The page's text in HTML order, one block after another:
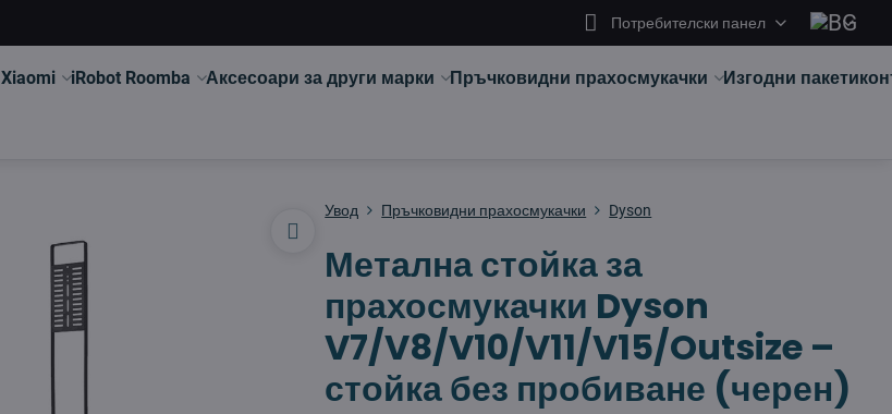
Потребителски панел
Xiaomi iRobot Roomba Аксесоари за други марки Пръчковидни прахосмукачки Изгодни пакети
Увод Пръчковидни прахосмукачки Dyson
Метална стойка за
прахосмукачки Dyson
V7/V8/V10/V11/V15/Outsize –
стойка без пробиване (черен)